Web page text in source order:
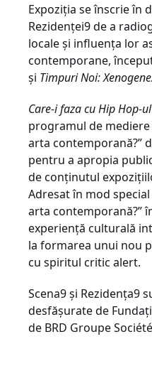
Expoziția se înscrie în
Rezidenței9 de a
locale și influența lor
contemporane,
și Timpuri Noi:
Care-i faza cu Hip Hop-
programul de mediere
arta contemporană?”
pentru a apropia
de conținutul
Adresat în mod
arta contemporană?”
experiență culturală
la formarea unui nou
cu spiritul critic alert.
Scena9 și Rezidența9
desfășurate de
de BRD Groupe